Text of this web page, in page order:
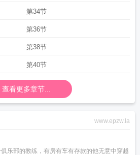
第34节
第36节
第38节
第40节
查看更多章节...
www.epzw.la
乐部的教练，有房有车有存款的他无意中穿越